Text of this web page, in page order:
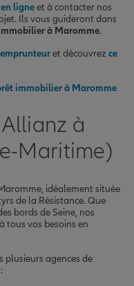
ligneet à contacter nos
Ils vous guideront dans
à Maromme.
et découvrez ce
immobilier à Maromme
à
Maritime)
idéalement située
de la Résistance. Que
bords de Seine, nos
tous vos besoins en
plusieurs agences de